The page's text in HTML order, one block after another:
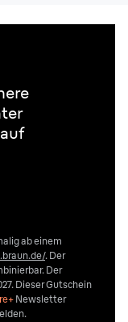
ab einem
. Der
Der
Dieser Gutschein
Newsletter